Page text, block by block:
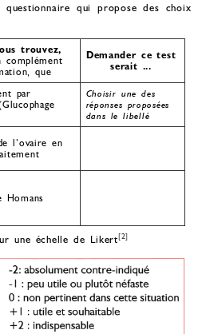
questionnaire qui propose des choix
trouvez,
complément
que
Demander ce test
serait ...
par
Choisir une des
réponses proposées
dans le libellé
l’ovaire en
Homans
une échelle de Likert[2]